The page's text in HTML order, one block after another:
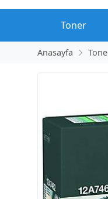
Toner
Anasayfa